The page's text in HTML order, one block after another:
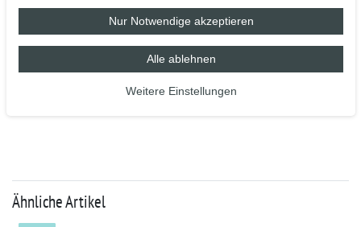
- Industriespülmaschinenbeständig
- Höhe 96 mm, Ø 80 mm, ca. 320 g
- Fassungsvermögen 375 ml / Füllmenge 11oz
Ähnliche Artikel
Nur Notwendige akzeptieren
Alle ablehnen
Weitere Einstellungen